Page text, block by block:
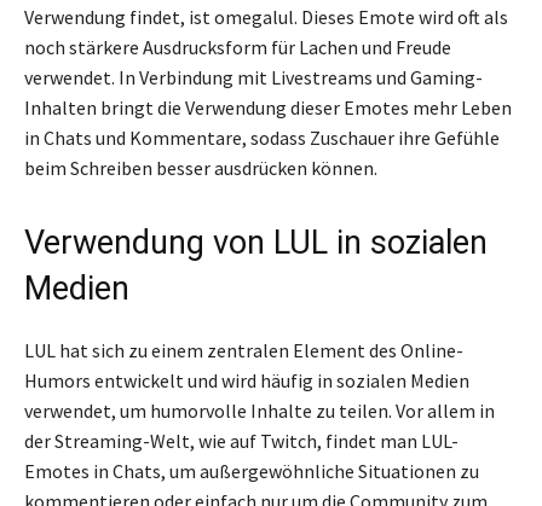
Verwendung findet, ist omegalul. Dieses Emote wird oft als
noch stärkere Ausdrucksform für Lachen und Freude
verwendet. In Verbindung mit Livestreams und Gaming-
Inhalten bringt die Verwendung dieser Emotes mehr Leben
in Chats und Kommentare, sodass Zuschauer ihre Gefühle
beim Schreiben besser ausdrücken können.
Verwendung von LUL in sozialen
Medien
LUL hat sich zu einem zentralen Element des Online-
Humors entwickelt und wird häufig in sozialen Medien
verwendet, um humorvolle Inhalte zu teilen. Vor allem in
der Streaming-Welt, wie auf Twitch, findet man LUL-
Emotes in Chats, um außergewöhnliche Situationen zu
kommentieren oder einfach nur um die Community zum